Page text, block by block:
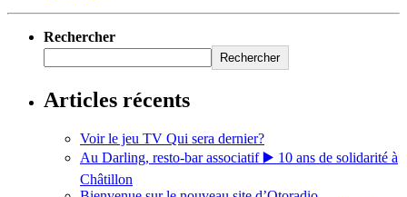
Rechercher
Rechercher
Articles récents
Voir le jeu TV Qui sera dernier?
Au Darling, resto-bar associatif ▶️ 10 ans de solidarité à
Châtillon